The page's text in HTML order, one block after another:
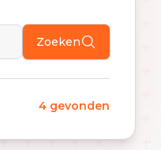
Zoeken
4 gevonden